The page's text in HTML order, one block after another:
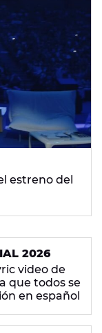
estreno del
2026
video de
que todos se
en español